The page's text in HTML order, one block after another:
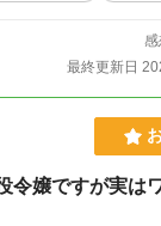
シル・ベルクール編
素材よりお借りしまし
最終更新日
令嬢ですが実は